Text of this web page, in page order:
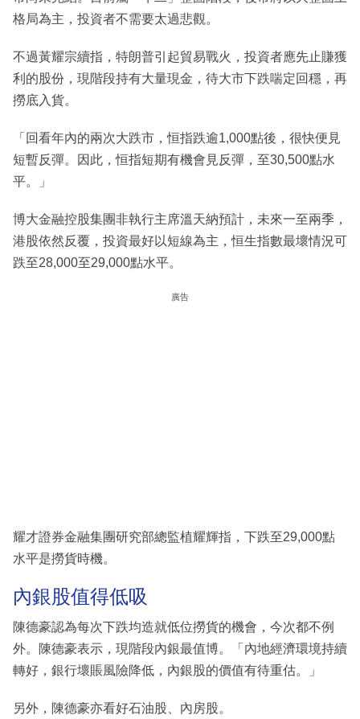
格局為主，投資者不需要太過悲觀。
不過黃耀宗續指，特朗普引起貿易戰火，投資者應先止賺獲
利的股份，現階段持有大量現金，待大市下跌喘定回穩，再
撈底入貨。
「回看年內的兩次大跌市，恒指跌逾1,000點後，很快便見
短暫反彈。因此，恒指短期有機會見反彈，至30,500點水
平。」
博大金融控股集團非執行主席溫天納預計，未來一至兩季，
港股依然反覆，投資最好以短線為主，恒生指數最壞情況可
跌至28,000至29,000點水平。
廣告
耀才證券金融集團研究部總監植耀輝指，下跌至29,000點
水平是撈貨時機。
內銀股值得低吸
陳德豪認為每次下跌均造就低位撈貨的機會，今次都不例
外。陳德豪表示，現階段內銀最值博。「內地經濟環境持續
轉好，銀行壞賬風險降低，內銀股的價值有待重估。」
另外，陳德豪亦看好石油股、內房股。